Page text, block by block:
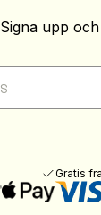
Signa upp
Gratis